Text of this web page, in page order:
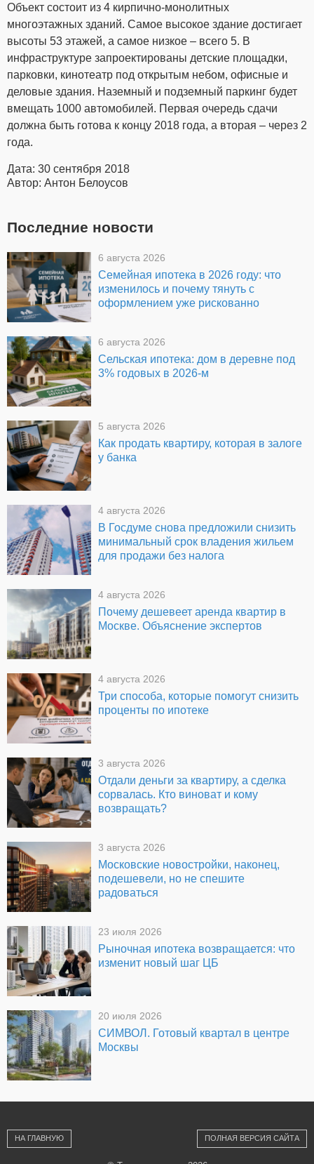
Объект состоит из 4 кирпично-монолитных
многоэтажных зданий. Самое высокое здание достигает
высоты 53 этажей, а самое низкое – всего 5. В
инфраструктуре запроектированы детские площадки,
парковки, кинотеатр под открытым небом, офисные и
деловые здания. Наземный и подземный паркинг будет
вмещать 1000 автомобилей. Первая очередь сдачи
должна быть готова к концу 2018 года, а вторая – через 2
года.
Дата: 30 сентября 2018
Автор: Антон Белоусов
Последние новости
6 августа 2026
Семейная ипотека в 2026 году: что
изменилось и почему тянуть с
оформлением уже рискованно
6 августа 2026
Сельская ипотека: дом в деревне под
3% годовых в 2026-м
5 августа 2026
Как продать квартиру, которая в залоге
у банка
4 августа 2026
В Госдуме снова предложили снизить
минимальный срок владения жильем
для продажи без налога
4 августа 2026
Почему дешевеет аренда квартир в
Москве. Объяснение экспертов
4 августа 2026
Три способа, которые помогут снизить
проценты по ипотеке
3 августа 2026
Отдали деньги за квартиру, а сделка
сорвалась. Кто виноват и кому
возвращать?
3 августа 2026
Московские новостройки, наконец,
подешевели, но не спешите
радоваться
23 июля 2026
Рыночная ипотека возвращается: что
изменит новый шаг ЦБ
20 июля 2026
СИМВОЛ. Готовый квартал в центре
Москвы
НА ГЛАВНУЮ ПОЛНАЯ ВЕРСИЯ САЙТА